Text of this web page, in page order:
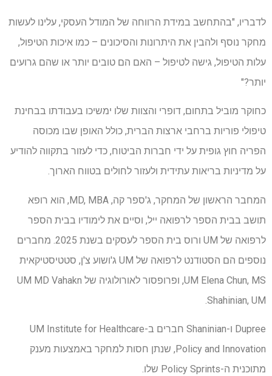
לדבריו, "בהתחשב במידת הרווחה של המודל העסקי, עלינו לעשות
מחקר נוסף ולהבין את היתרונות והסיכונים – כמו איכות הטיפול,
עלות הטיפול, גישה לטיפול – האם הם טובים יותר או שהם גרועים
יותר?"
כחוקר מוביל בתחום, דופרי והצוות שלו ימשיכו בעבודתו בבחינת
טיפולי פוריות ברחבי ארצות הברית, כולל האופן שבו מכוסה
הפריה חוץ גופית על ידי חברות הביטוח, כדי לעזור בתקווה להודיע ​​
על מדיניות בריאות עתידית ולעזור לחולים בטווח הארוך.
המחבר הראשון של המחקר, ג'ספר קה, MD, MBA, הוא רופא
תושב בבית הספר לרפואה ייל, וסיים את לימודיו בבית הספר
לרפואה של UM ורוס בית הספר לעסקים בשנת 2025. מחברים
נוספים הם הסטודנט לרפואה של UM ג'ושוע צ'ן, סטטיסטיקאית
UM Elena Chun, MS, ופרופסור לאורולוגיה של UM MD Vahakn
Shahinian, UM.
Dupree ו-Shaninian חברים ב-UM Institute for Healthcare
Policy and Innovation, שנתן חסות למחקר באמצעות מענק
מתוכנית ה-Policy Sprints שלו.